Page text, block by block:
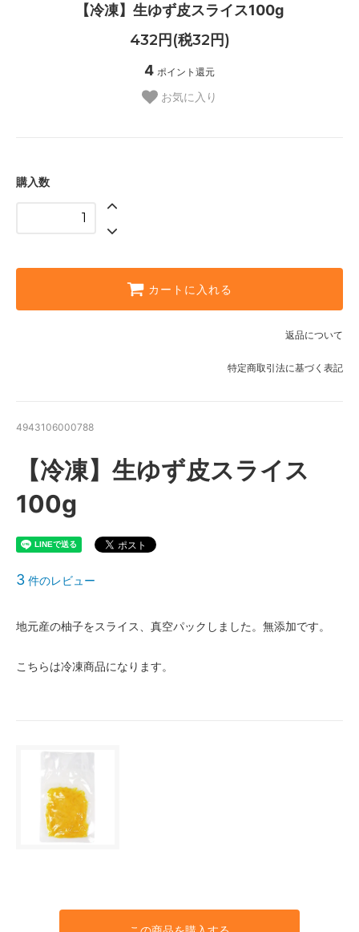
【冷凍】生ゆず皮スライス100g
432円(税32円)
4 ポイント還元
お気に入り
購入数
カートに入れる
返品について
特定商取引法に基づく表記
4943106000788
【冷凍】生ゆず皮スライス
100g
3 件のレビュー
地元産の柚子をスライス、真空パックしました。無添加です。
こちらは冷凍商品になります。